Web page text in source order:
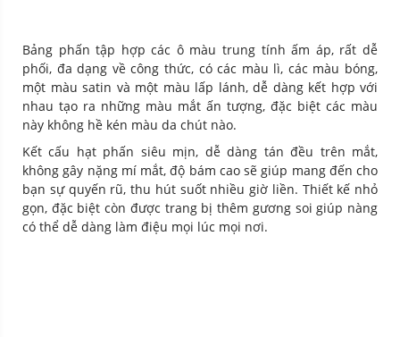
Bảng phấn tập hợp các ô màu trung tính ấm áp, rất dễ
phối, đa dạng về công thức, có các màu lì, các màu bóng,
một màu satin và một màu lấp lánh, dễ dàng kết hợp với
nhau tạo ra những màu mắt ấn tượng, đặc biệt các màu
này không hề kén màu da chút nào.
Kết cấu hạt phấn siêu mịn, dễ dàng tán đều trên mắt,
không gây nặng mí mắt, độ bám cao sẽ giúp mang đến cho
bạn sự quyến rũ, thu hút suốt nhiều giờ liền. Thiết kế nhỏ
gọn, đặc biệt còn được trang bị thêm gương soi giúp nàng
có thể dễ dàng làm điệu mọi lúc mọi nơi.